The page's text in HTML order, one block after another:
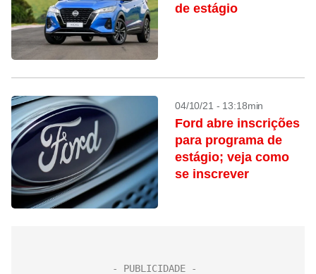
de estágio
04/10/21 - 13:18min
Ford abre inscrições
para programa de
estágio; veja como
se inscrever